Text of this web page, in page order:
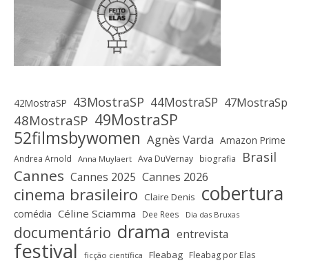
42MostraSP 43MostraSP 44MostraSP 47MostraSp
48MostraSP 49MostraSP
52filmsbywomen Agnès Varda Amazon Prime
Andrea Arnold Anna Muylaert Ava DuVernay biografia Brasil
Cannes Cannes 2025 Cannes 2026
cinema brasileiro Claire Denis cobertura
comédia Céline Sciamma Dee Rees Dia das Bruxas
documentário drama entrevista
festival ficção científica Fleabag Fleabag por Elas